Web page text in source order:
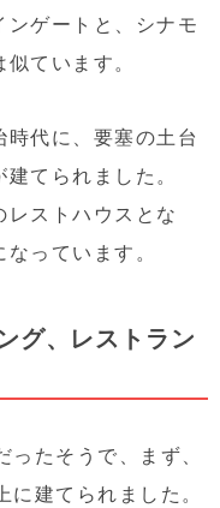
ゲートと、シナモ
ています。
代に、要塞の土台
てられました。
ストハウスとな
っています。
グ、レストラン
たそうで、まず、
建てられました。